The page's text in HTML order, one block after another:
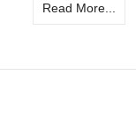
Read More...